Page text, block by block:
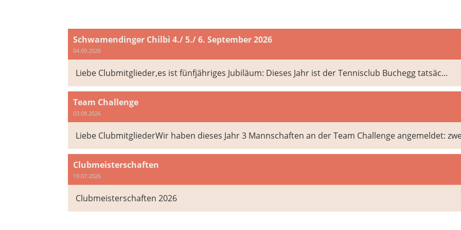
Schwamendinger Chilbi 4./ 5./ 6. September 2026
04.09.2026
Liebe Clubmitglieder,es ist fünfjähriges Jubiläum: Dieses Jahr ist der Tennisclub Buchegg tatsäc...
Team Challenge
03.08.2026
Liebe ClubmitgliederWir haben dieses Jahr 3 Mannschaften an der Team Challenge angemeldet:
Clubmeisterschaften
19.07.2026
Clubmeisterschaften 2026